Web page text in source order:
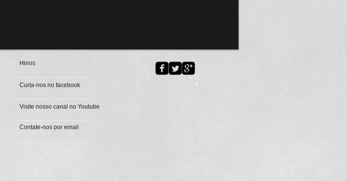
Hinos
Curta-nos no facebook
Visite nosso canal no Youtube
Contate-nos por email